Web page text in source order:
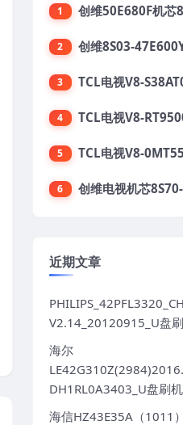
1
2
3
4
5
6
近期文章
V2.14_20120915_U盘
海尔
DH1RL0A3403_U盘刷
海信HZ43E35A（1011）